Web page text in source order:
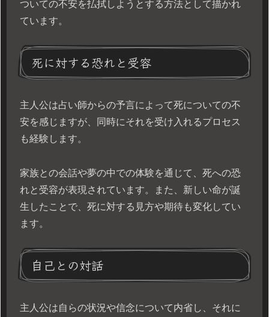
ついての不安を払拭しようとする方法として描かれ
ています。
死に対する恐れと受容
主人公は占い師からの予言によって死についての不
安を感じますが、同時にそれを受け入れるプロセス
も経験します。
家族との会話や夢の中での体験を通じて、死への恐
れと受容が表現されています。また、新しい命が誕
生したことで、死に対する見方や期待も変化してい
ます。
自己との対話
主人公は自らの状況や信念について内省し、それに